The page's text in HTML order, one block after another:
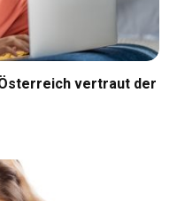
vertraut der